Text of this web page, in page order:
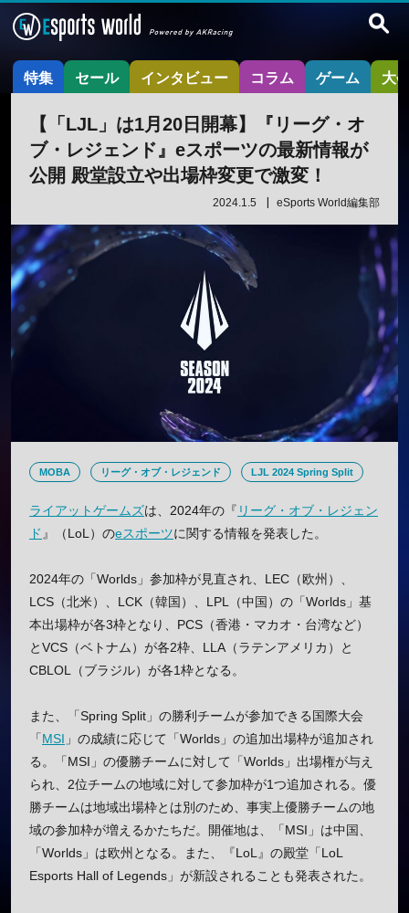
特集 セール インタビュー コラム ゲーム 大
【「LJL」は1月20日開幕】『リーグ・オ
ブ・レジェンド』eスポーツの最新情報が
公開 殿堂設立や出場枠変更で激変！
2024.1.5 eSports World編集部
MOBA リーグ・オブ・レジェンド LJL 2024 Spring Split
ライアットゲームズは、2024年の『 リーグ・オブ・レジェン
ド 』（LoL）のeスポーツに関する情報を発表した。
2024年の「Worlds」参加枠が見直され、LEC（欧州）、
LCS（北米）、LCK（韓国）、LPL（中国）の「Worlds」基
本出場枠が各3枠となり、PCS（香港・マカオ・台湾など）
とVCS（ベトナム）が各2枠、LLA（ラテンアメリカ）と
CBLOL（ブラジル）が各1枠となる。
また、「Spring Split」の勝利チームが参加できる国際大会
「MSI 」の成績に応じて「Worlds」の追加出場枠が追加され
る。「MSI」の優勝チームに対して「Worlds」出場権が与え
られ、2位チームの地域に対して参加枠が1つ追加される。優
勝チームは地域出場枠とは別のため、事実上優勝チームの地
域の参加枠が増えるかたちだ。開催地は、「MSI」は中国、
「Worlds」は欧州となる。また、『LoL』の殿堂「LoL
Esports Hall of Legends」が新設されることも発表された。